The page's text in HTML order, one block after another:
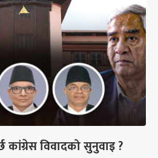
कांग्रेस विवादको सुनुवाइ ?